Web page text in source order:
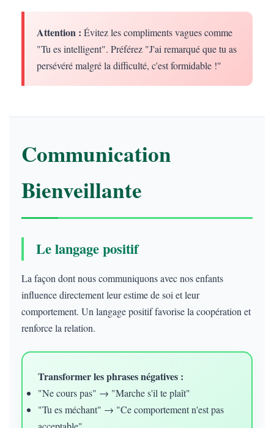
Attention : Évitez les compliments vagues comme
"Tu es intelligent". Préférez "J'ai remarqué que tu as
persévéré malgré la difficulté, c'est formidable !"
Communication
Bienveillante
Le langage positif
La façon dont nous communiquons avec nos enfants
influence directement leur estime de soi et leur
comportement. Un langage positif favorise la coopération et
renforce la relation.
Transformer les phrases négatives :
"Ne cours pas" → "Marche s'il te plaît"
"Tu es méchant" → "Ce comportement n'est pas